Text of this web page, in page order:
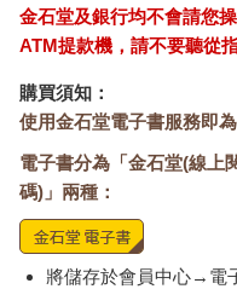
金石堂及銀行均不會請您
ATM提款機，請不要聽從
購買須知：
使用金石堂電子書服務即
電子書分為「金石堂(線上
碼)」兩種：
將儲存於會員中心→電